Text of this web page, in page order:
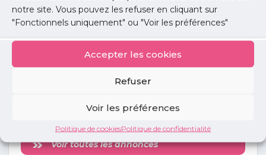
notre site. Vous pouvez les refuser en cliquant sur
"Fonctionnels uniquement" ou "Voir les préférences"
Accepter les cookies
Refuser
Voir les préférences
Politique de cookiesPolitique de confidentialité
Partager cet article :
annonces
Voir toutes les annonces